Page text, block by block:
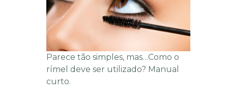
Parece tão simples, mas…Como o
rímel deve ser utilizado? Manual
curto.